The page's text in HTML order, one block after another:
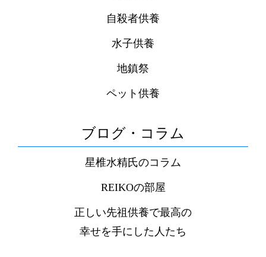
自殺者供養
水子供養
地鎮祭
ペット供養
ブログ・コラム
星椎水精氏のコラム
REIKOの部屋
正しい先祖供養で最高の
幸せを手にした人たち